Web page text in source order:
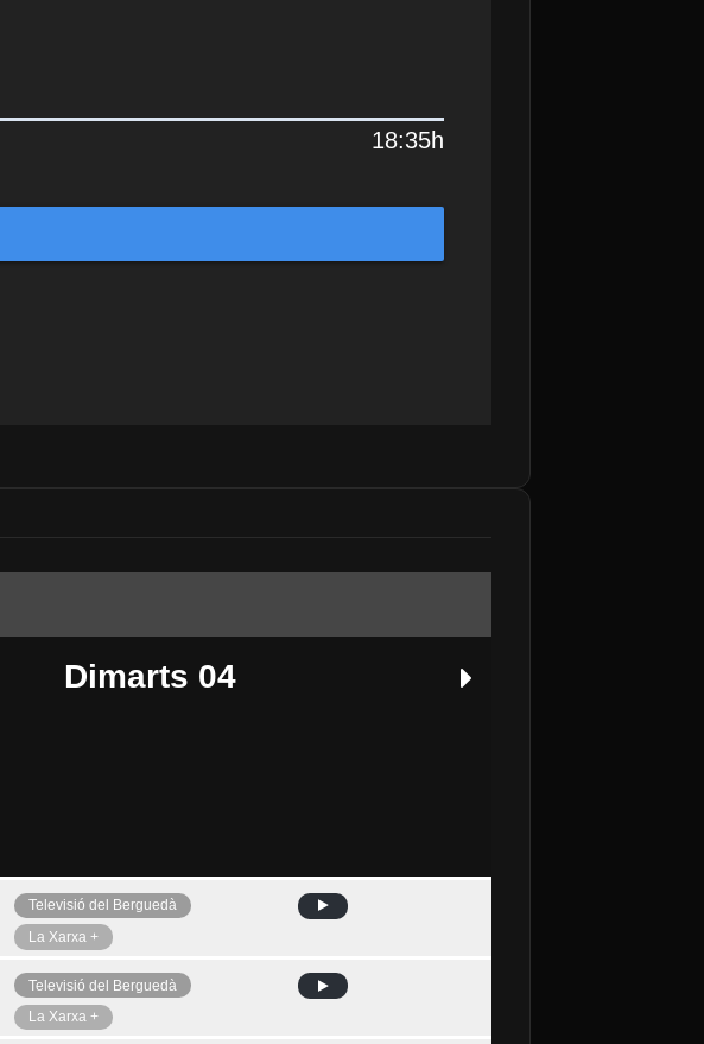
18:35h
Dimarts 04
Ahir Avui
Televisió del Berguedà
La Xarxa +
Televisió del Berguedà
La Xarxa +